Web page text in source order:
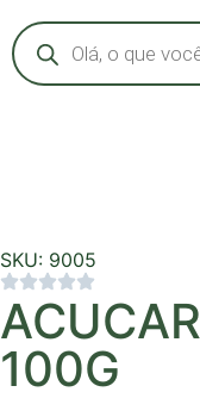
SKU: 9005
100G